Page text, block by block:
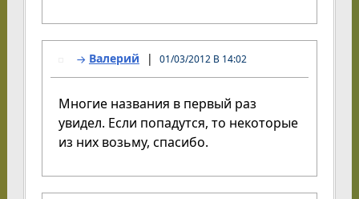
Валерий 01/03/2012 В 14:02
Многие названия в первый раз
увидел. Если попадутся, то некоторые
из них возьму, спасибо.